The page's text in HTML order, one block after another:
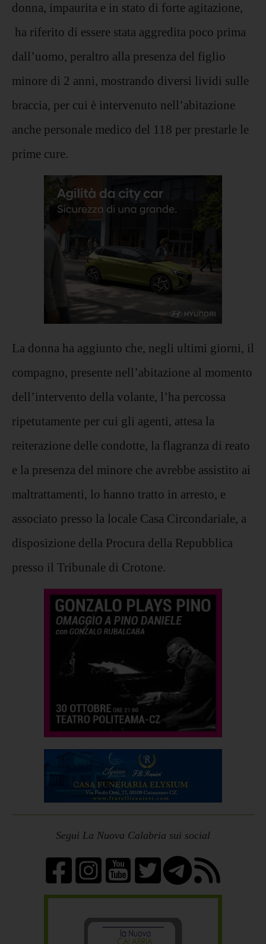
donna, impaurita e in stato di forte agitazione,
ha riferito di essere stata aggredita poco prima
dall’uomo, peraltro alla presenza del figlio
minore di 2 anni, mostrando diversi lividi sulle
braccia, per cui è intervenuto nell’abitazione
anche personale medico del 118 per prestarle le
prime cure.
La donna ha aggiunto che, negli ultimi giorni, il
compagno, presente nell’abitazione al momento
dell’intervento della volante, l’ha percossa
ripetutamente per cui gli agenti, attesa la
reiterazione delle condotte, la flagranza di reato
e la presenza del minore che avrebbe assistito ai
maltrattamenti, lo hanno tratto in arresto, e
associato presso la locale Casa Circondariale, a
disposizione della Procura della Repubblica
presso il Tribunale di Crotone.
Segui La Nuova Calabria sui social